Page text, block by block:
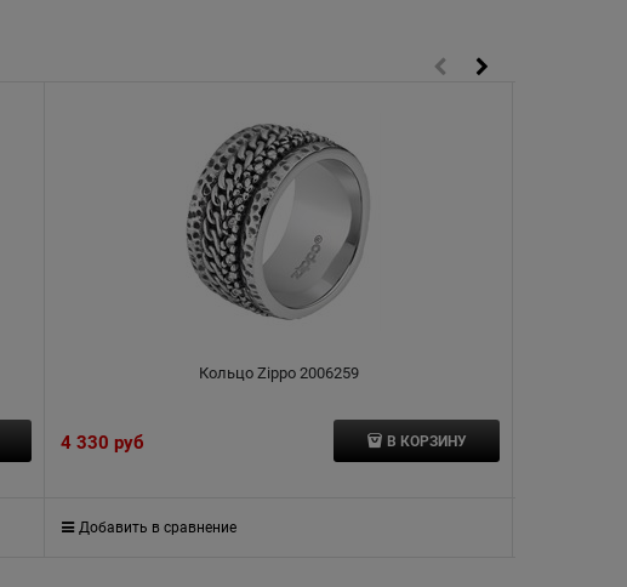
Кольцо Zippo 2006259
4 330 руб В КОРЗИНУ
Добавить в сравнение